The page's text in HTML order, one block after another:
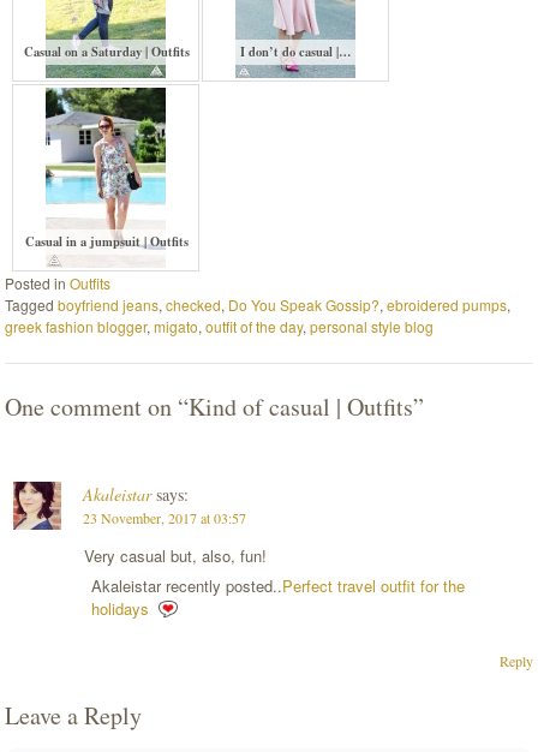
Casual on a Saturday | Outfits I don’t do casual |…
Casual in a jumpsuit | Outfits
Posted inOutfits
Taggedboyfriend jeans,checked, Do You Speak Gossip?,ebroidered pumps,
greek fashion blogger,migato,outfit of the day,personal style blog
One comment on “Kind of casual | Outfits”
Akaleistar says:
23 November, 2017 at 03:57
Very casual but, also, fun!
Akaleistar recently posted..Perfect travel outfit for the
holidays
Reply
Leave a Reply